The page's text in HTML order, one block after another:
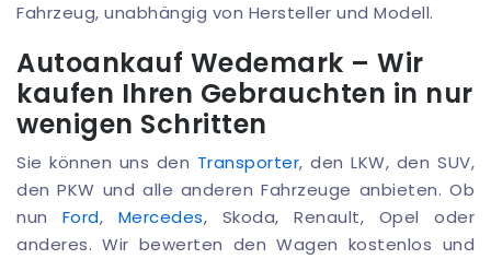
Fahrzeug, unabhängig von Hersteller und Modell.
Autoankauf Wedemark – Wir
kaufen Ihren Gebrauchten in nur
wenigen Schritten
Sie können uns den Transporter, den LKW, den SUV,
den PKW und alle anderen Fahrzeuge anbieten. Ob
nun Ford, Mercedes, Skoda, Renault, Opel oder
anderes. Wir bewerten den Wagen kostenlos und